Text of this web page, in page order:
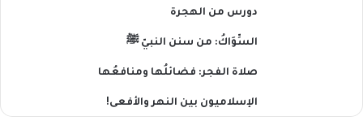
دورس من الهجرة
السِّوَاكُ: من سنن النبيّ ﷺ
صلاة الفجر: فضائلُها ومنافعُها
الإسلاميون بين النهر والأفعى!